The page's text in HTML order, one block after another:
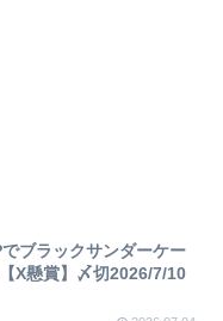
ブラックサンダーケー
X懸賞】〆切2026/7/10